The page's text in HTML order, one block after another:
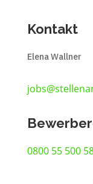
Kontakt
Elena Wallner
0800 55 500